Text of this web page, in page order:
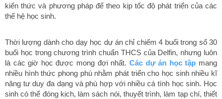
kiến thức và phương pháp để theo kịp tốc độ phát triển của các
thế hệ học sinh.
Thời lượng dành cho dạy học dự án chỉ chiếm 4 buổi trong số 30
buổi học trong chương trình chuẩn THCS của Delfin, nhưng luôn
là các giờ học được mong đợi nhất. Các dự án học tập mang
nhiều hình thức phong phú nhằm phát triển cho học sinh nhiều kĩ
năng tư duy đa dạng và phù hợp với nhiều cá tính học sinh. Học
sinh có thể đóng kịch, làm sách nói, thuyết trình, làm tạp chí, thiết